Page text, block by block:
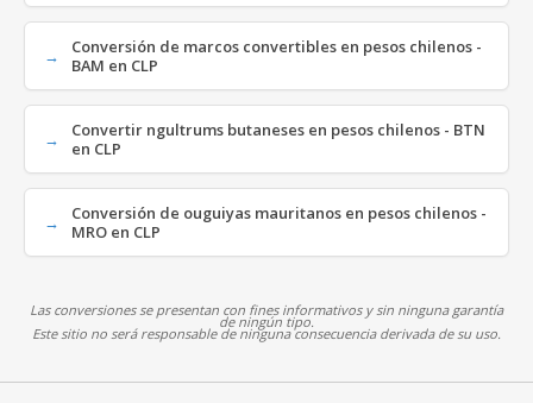
Conversión de marcos convertibles en pesos chilenos -
BAM en CLP
Convertir ngultrums butaneses en pesos chilenos - BTN
en CLP
Conversión de ouguiyas mauritanos en pesos chilenos -
MRO en CLP
Las conversiones se presentan con fines informativos y sin ninguna garantía
de ningún tipo.
Este sitio no será responsable de ninguna consecuencia derivada de su uso.